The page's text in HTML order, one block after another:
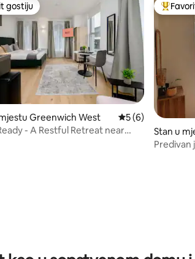
od 5, recenzija: 43
gostiju
gostiju
Greenwich West prosječna ocjena
5 (6)
- A Restful Retreat near
Glavni
Stan u
Predivan